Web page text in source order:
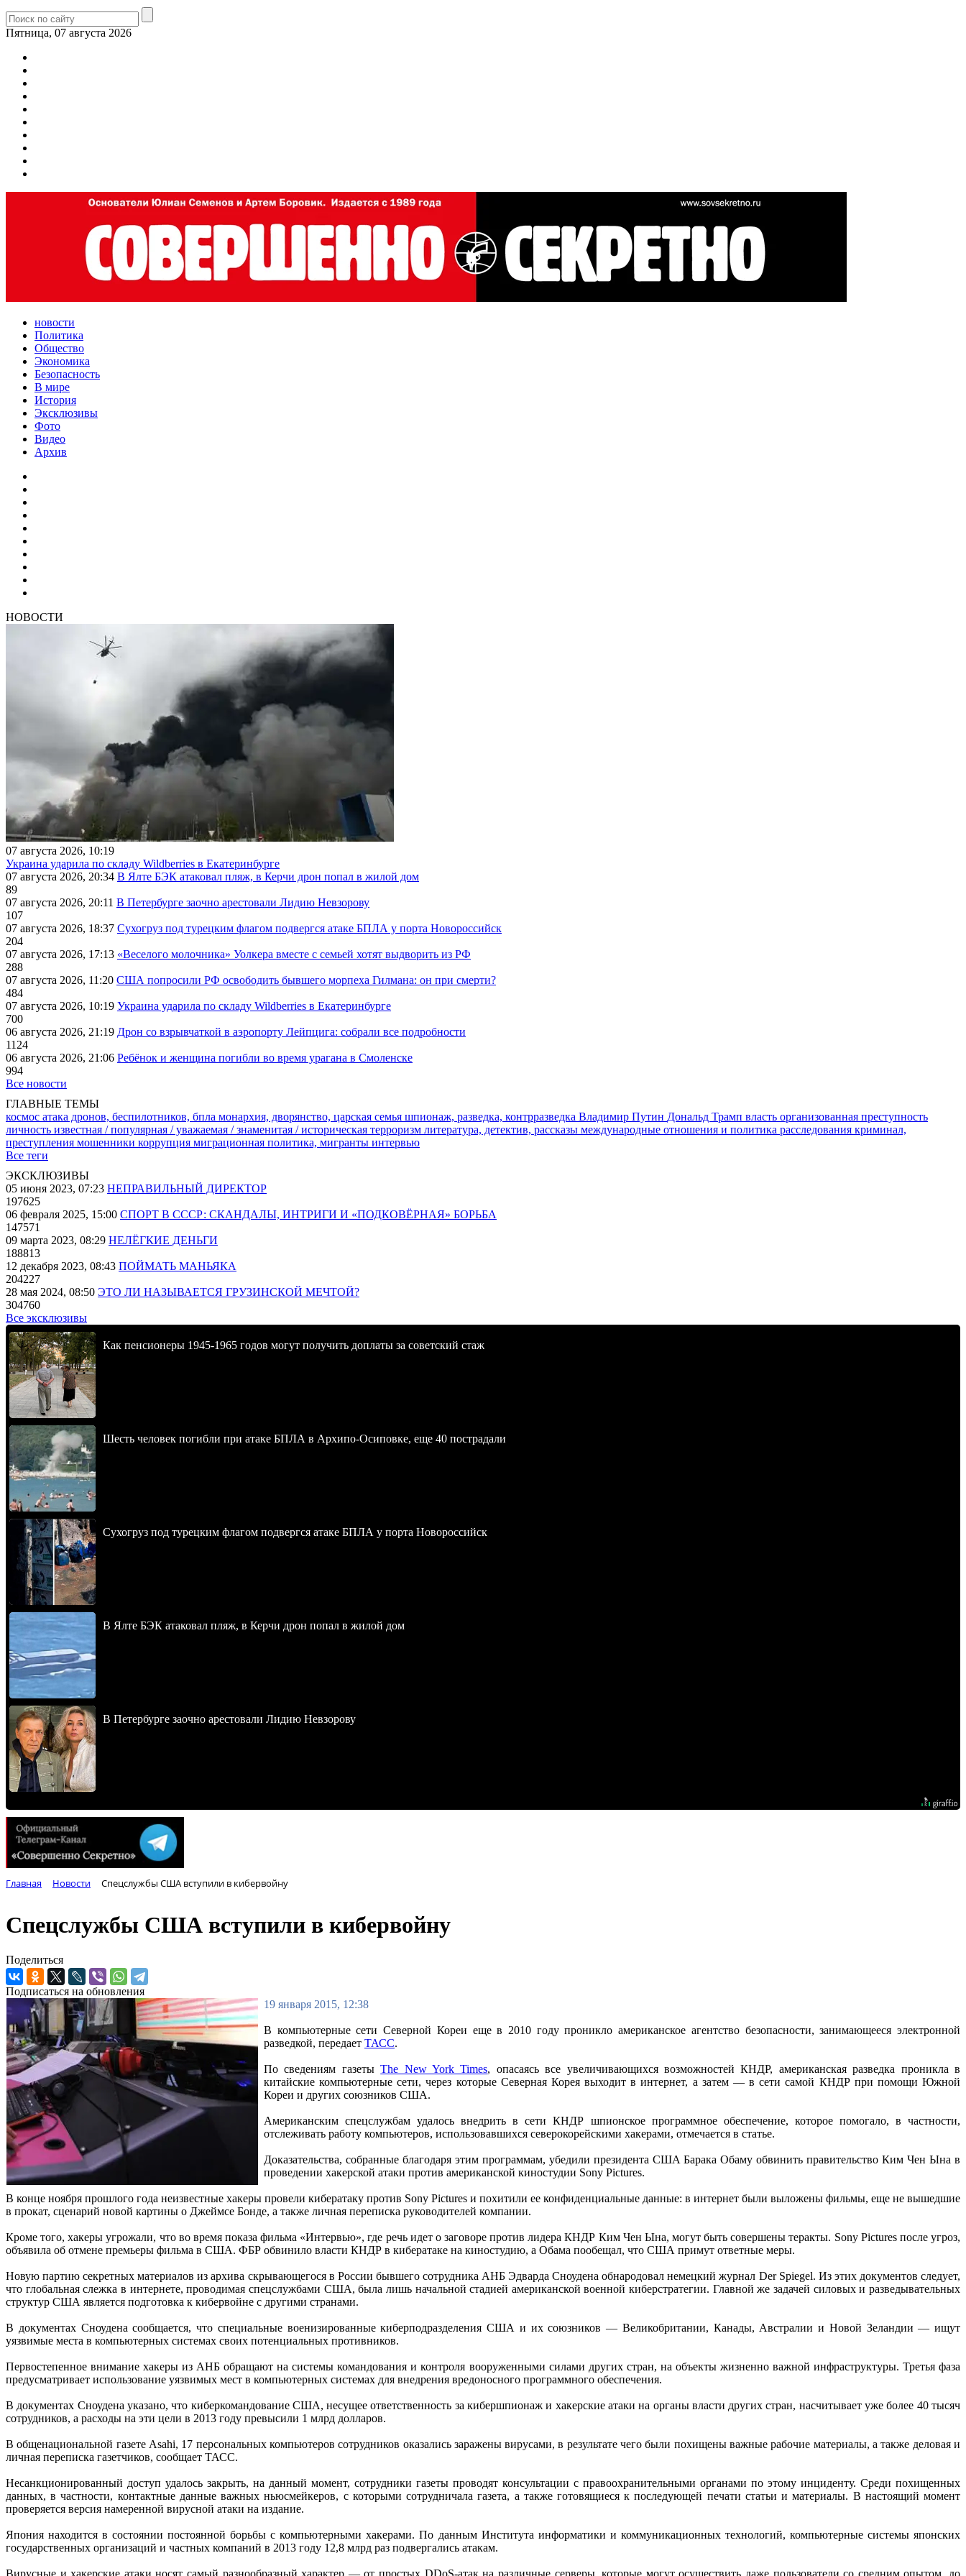
Пятница, 07 августа 2026
новости
Политика
Общество
Экономика
Безопасность
В мире
История
Эксклюзивы
Фото
Видео
Архив
НОВОСТИ
07 августа 2026, 10:19
Украина ударила по складу Wildberries в Екатеринбурге
07 августа 2026, 20:34 В Ялте БЭК атаковал пляж, в Керчи дрон попал в жилой дом
89
07 августа 2026, 20:11 В Петербурге заочно арестовали Лидию Невзорову
107
07 августа 2026, 18:37 Сухогруз под турецким флагом подвергся атаке БПЛА у порта Новороссийск
204
07 августа 2026, 17:13 «Веселого молочника» Уолкера вместе с семьей хотят выдворить из РФ
288
07 августа 2026, 11:20 США попросили РФ освободить бывшего морпеха Гилмана: он при смерти?
484
07 августа 2026, 10:19 Украина ударила по складу Wildberries в Екатеринбурге
700
06 августа 2026, 21:19 Дрон со взрывчаткой в аэропорту Лейпцига: собрали все подробности
1124
06 августа 2026, 21:06 Ребёнок и женщина погибли во время урагана в Смоленске
994
Все новости
ГЛАВНЫЕ ТЕМЫ
космос атака дронов, беспилотников, бпла монархия, дворянство, царская семья шпионаж, разведка, контрразведка Владимир Путин Дональд Трамп власть организованная преступность
личность известная / популярная / уважаемая / знаменитая / историческая терроризм литература, детектив, рассказы международные отношения и политика расследования криминал,
преступления мошенники коррупция миграционная политика, мигранты интервью
Все теги
ЭКСКЛЮЗИВЫ
05 июня 2023, 07:23 НЕПРАВИЛЬНЫЙ ДИРЕКТОР
197625
06 февраля 2025, 15:00 СПОРТ В СССР: СКАНДАЛЫ, ИНТРИГИ И «ПОДКОВЁРНАЯ» БОРЬБА
147571
09 марта 2023, 08:29 НЕЛЁГКИЕ ДЕНЬГИ
188813
12 декабря 2023, 08:43 ПОЙМАТЬ МАНЬЯКА
204227
28 мая 2024, 08:50 ЭТО ЛИ НАЗЫВАЕТСЯ ГРУЗИНСКОЙ МЕЧТОЙ?
304760
Все эксклюзивы
Как пенсионеры 1945-1965 годов могут получить доплаты за советский стаж
Шесть человек погибли при атаке БПЛА в Архипо-Осиповке, еще 40 пострадали
Сухогруз под турецким флагом подвергся атаке БПЛА у порта Новороссийск
В Ялте БЭК атаковал пляж, в Керчи дрон попал в жилой дом
В Петербурге заочно арестовали Лидию Невзорову
Главная Новости Спецслужбы США вступили в кибервойну
Спецслужбы США вступили в кибервойну
Поделиться
Подписаться на обновления
19 января 2015, 12:38
В компьютерные сети Северной Кореи еще в 2010 году проникло американское агентство безопасности, занимающееся электронной
разведкой, передает ТАСС.
По сведениям газетыThe New York Times, опасаясь все увеличивающихся возможностей КНДР, американская разведка проникла в
китайские компьютерные сети, через которые Северная Корея выходит в интернет, а затем — в сети самой КНДР при помощи Южной
Кореи и других союзников США.
Американским спецслужбам удалось внедрить в сети КНДР шпионское программное обеспечение, которое помогало, в частности,
отслеживать работу компьютеров, использовавшихся северокорейскими хакерами, отмечается в статье.
Доказательства, собранные благодаря этим программам, убедили президента США Барака Обаму обвинить правительство Ким Чен Ына в
проведении хакерской атаки против американской киностудии Sony Pictures.
В конце ноября прошлого года неизвестные хакеры провели кибератаку против Sony Pictures и похитили ее конфиденциальные данные: в интернет были выложены фильмы, еще не вышедшие
в прокат, сценарий новой картины о Джеймсе Бонде, а также личная переписка руководителей компании.
Кроме того, хакеры угрожали, что во время показа фильма «Интервью», где речь идет о заговоре против лидера КНДР Ким Чен Ына, могут быть совершены теракты. Sony Pictures после угроз,
объявила об отмене премьеры фильма в США. ФБР обвинило власти КНДР в кибератаке на киностудию, а Обама пообещал, что США примут ответные меры.
Новую партию секретных материалов из архива скрывающегося в России бывшего сотрудника АНБ Эдварда Сноудена обнародовал немецкий журнал Der Spiegel. Из этих документов следует,
что глобальная слежка в интернете, проводимая спецслужбами США, была лишь начальной стадией американской военной киберстратегии. Главной же задачей силовых и разведывательных
структур США является подготовка к кибервойне с другими странами.
В документах Сноудена сообщается, что специальные военизированные киберподразделения США и их союзников — Великобритании, Канады, Австралии и Новой Зеландии — ищут
уязвимые места в компьютерных системах своих потенциальных противников.
Первостепенное внимание хакеры из АНБ обращают на системы командования и контроля вооруженными силами других стран, на объекты жизненно важной инфраструктуры. Третья фаза
предусматривает использование уязвимых мест в компьютерных системах для внедрения вредоносного программного обеспечения.
В документах Сноудена указано, что киберкомандование США, несущее ответственность за кибершпионаж и хакерские атаки на органы власти других стран, насчитывает уже более 40 тысяч
сотрудников, а расходы на эти цели в 2013 году превысили 1 млрд долларов.
В общенациональной газете Asahi, 17 персональных компьютеров сотрудников оказались заражены вирусами, в результате чего были похищены важные рабочие материалы, а также деловая и
личная переписка газетчиков, сообщает ТАСС.
Несанкционированный доступ удалось закрыть, на данный момент, сотрудники газеты проводят консультации с правоохранительными органами по этому инциденту. Среди похищенных
данных, в частности, контактные данные важных ньюсмейкеров, с которыми сотрудничала газета, а также готовящиеся к последующей печати статьи и материалы. В настоящий момент
проверяется версия намеренной вирусной атаки на издание.
Япония находится в состоянии постоянной борьбы с компьютерными хакерами. По данным Института информатики и коммуникационных технологий, компьютерные системы японских
государственных организаций и частных компаний в 2013 году 12,8 млрд раз подвергались атакам.